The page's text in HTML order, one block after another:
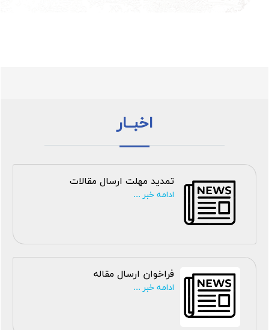
اخبــار
تمدید مهلت ارسال مقالات
ادامه خبر ...
فراخوان ارسال مقاله
ادامه خبر ...